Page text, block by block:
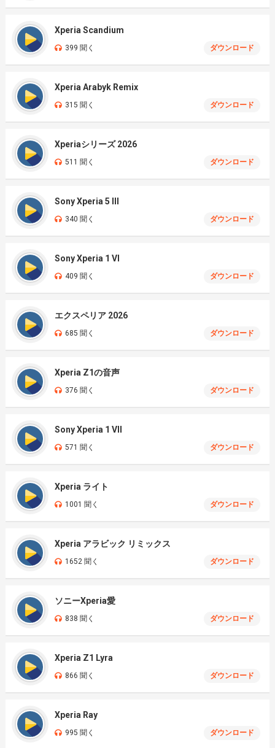
Xperia Scandium
399 聞く ダウンロード
Xperia Arabyk Remix
315 聞く ダウンロード
Xperiaシリーズ 2026
511 聞く ダウンロード
Sony Xperia 5 III
340 聞く ダウンロード
Sony Xperia 1 VI
409 聞く ダウンロード
エクスペリア 2026
685 聞く ダウンロード
Xperia Z1の音声
376 聞く ダウンロード
Sony Xperia 1 VII
571 聞く ダウンロード
Xperia ライト
1001 聞く ダウンロード
Xperia アラビック リミックス
1652 聞く ダウンロード
ソニーXperia愛
838 聞く ダウンロード
Xperia Z1 Lyra
866 聞く ダウンロード
Xperia Ray
995 聞く ダウンロード